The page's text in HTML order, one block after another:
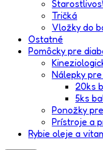
Tričká
Vložky do
Ostatné
Pomôcky pre
Nálepky
20ks
5ks
Ponožky
Prístroje a
Rybie oleje a